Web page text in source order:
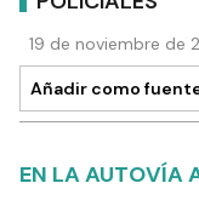
19 de noviembre de
Añadir como
EN LA AUTOVÍA